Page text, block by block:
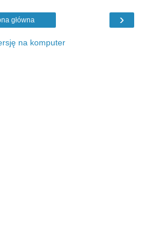
›
główna
na komputer